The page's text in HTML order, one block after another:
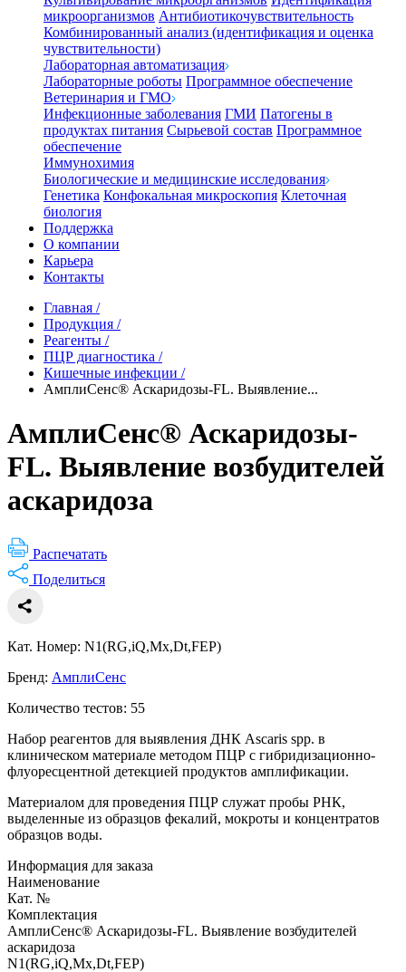
микроорганизмов Антибиотикочувствительность
Комбинированный анализ (идентификация и оценка
чувствительности)
Лабораторная автоматизация
Лабораторные роботы Программное обеспечение
Ветеринария и ГМО
Инфекционные заболевания ГМИ Патогены в
продуктах питания Сырьевой состав Программное
обеспечение
Иммунохимия
Биологические и медицинские исследования
Генетика Конфокальная микроскопия Клеточная
биология
Поддержка
О компании
Карьера
Контакты
Главная /
Продукция /
Реагенты /
ПЦР диагностика /
Кишечные инфекции /
АмплиСенс® Аскаридозы-FL. Выявление...
АмплиСенс® Аскаридозы-
FL. Выявление возбудителей
аскаридоза
Распечатать
Поделиться
Кат. Номер: N1(RG,iQ,Mx,Dt,FEP)
Бренд: АмплиСенс
Количество тестов: 55
Набор реагентов для выявления ДНК Ascaris spp. в
клиническом материале методом ПЦР с гибридизационно-
флуоресцентной детекцией продуктов амплификации.
Материалом для проведения ПЦР служат пробы РНК,
выделенные из образцов фекалий, мокроты и концентратов
образцов воды.
Информация для заказа
Наименование
Кат. №
Комплектация
АмплиСенс® Аскаридозы-FL. Выявление возбудителей
аскаридоза
N1(RG,iQ,Mx,Dt,FEP)